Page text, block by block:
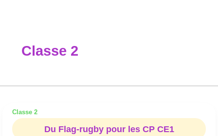
Classe 2
Classe 2
Du Flag-rugby pour les CP CE1
Flag-